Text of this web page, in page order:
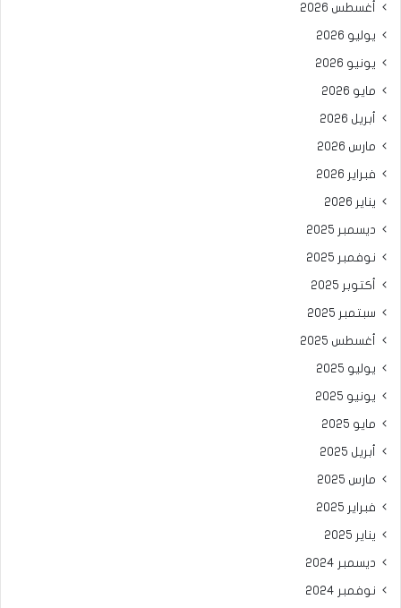
أغسطس 2026
يوليو 2026
يونيو 2026
مايو 2026
أبريل 2026
مارس 2026
فبراير 2026
يناير 2026
ديسمبر 2025
نوفمبر 2025
أكتوبر 2025
سبتمبر 2025
أغسطس 2025
يوليو 2025
يونيو 2025
مايو 2025
أبريل 2025
مارس 2025
فبراير 2025
يناير 2025
ديسمبر 2024
نوفمبر 2024